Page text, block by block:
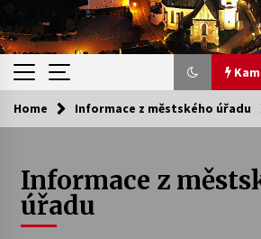
Kam za kulturou?
Letní koncerty ve
Sukuba Ensemble
Home Informace z městského úřadu
Informace z
úřadu